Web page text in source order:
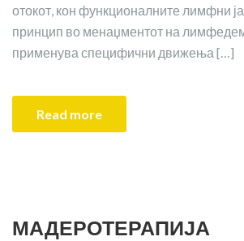
отокот, кон функционалните лимфни
принцип во менаџментот на
применува специфични движења […]
Read more
МАДЕРОТЕРАПИЈА